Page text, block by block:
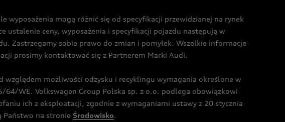
wyposażenia mogą różnić się od specyfikacji przewidzianej na rynek
ustalenie ceny, wyposażenia i specyfikacji pojazdu następują w
Zastrzegamy sobie prawo do zmian i pomyłek. Wszelkie informacje
prosimy kontaktować się z Partnerem Marki Audi.
względem możliwości odzysku i recyklingu wymagania określone w
WE. Volkswagen Group Polska sp. z o.o. podlega obowiązkowi
ich z eksploatacji, zgodnie z wymaganiami ustawy z 20 stycznia
Państwo na stronie Środowisko.